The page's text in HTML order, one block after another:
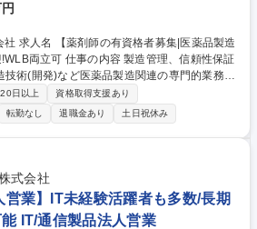
製造
製造管理、信頼性保証
術(開発)など医薬品製造関連の専門的業務や
性保証
いただきますが、資格をお持ちの方であれば
をお任せしますので、ご安心ください。【当
託、配置薬の製造、OTC薬の開発・販売して
倉庫(E棟)の増設、外用剤製造機器の新規導
究室や書類倉庫を含む管理棟の建設など定期
薬品製
迎!WLB両立可
日以上
資格取得支援あり
転勤なし 退職金あり 土日祝休み
式会社
営業】IT未経験活躍者も多数/長期
IT/通信製品法人営業